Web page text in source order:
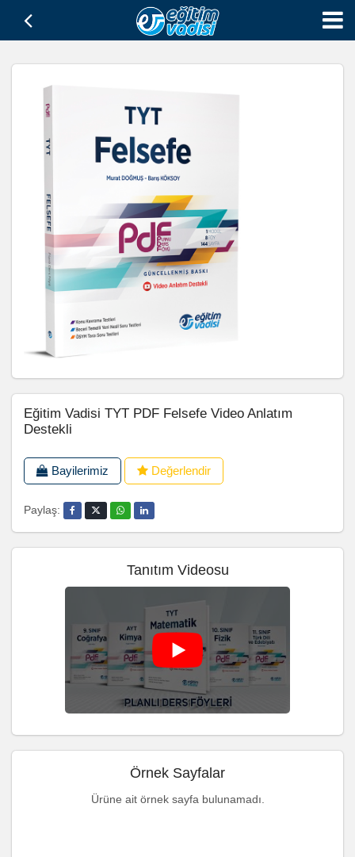
Eğitim Vadisi TYT PDF Felsefe Video Anlatım
Destekli
Bayilerimiz Değerlendir
Paylaş:
Tanıtım Videosu
Örnek Sayfalar
Ürüne ait örnek sayfa bulunamadı.